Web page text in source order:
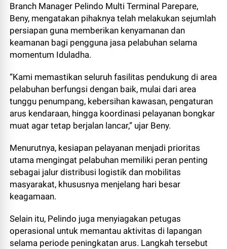
Branch Manager Pelindo Multi Terminal Parepare,
Beny, mengatakan pihaknya telah melakukan sejumlah
persiapan guna memberikan kenyamanan dan
keamanan bagi pengguna jasa pelabuhan selama
momentum Iduladha.
“Kami memastikan seluruh fasilitas pendukung di area
pelabuhan berfungsi dengan baik, mulai dari area
tunggu penumpang, kebersihan kawasan, pengaturan
arus kendaraan, hingga koordinasi pelayanan bongkar
muat agar tetap berjalan lancar,” ujar Beny.
Menurutnya, kesiapan pelayanan menjadi prioritas
utama mengingat pelabuhan memiliki peran penting
sebagai jalur distribusi logistik dan mobilitas
masyarakat, khususnya menjelang hari besar
keagamaan.
Selain itu, Pelindo juga menyiagakan petugas
operasional untuk memantau aktivitas di lapangan
selama periode peningkatan arus. Langkah tersebut